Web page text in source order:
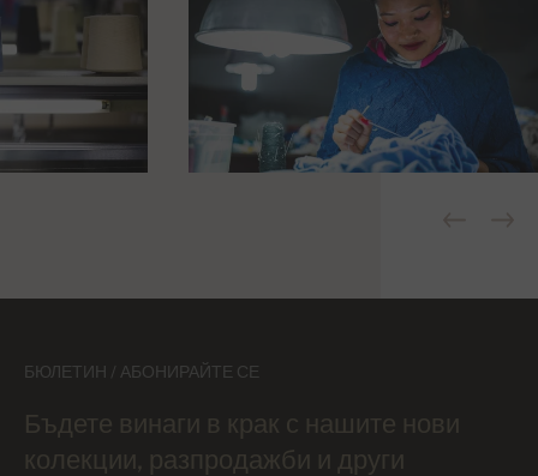
БЮЛЕТИН / АБОНИРАЙТЕ СЕ
Бъдете винаги в крак с нашите нови
колекции, разпродажби и други